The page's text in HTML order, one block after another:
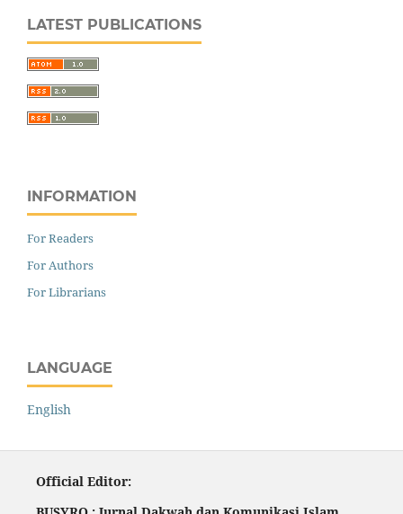
LATEST PUBLICATIONS
INFORMATION
For Readers
For Authors
For Librarians
LANGUAGE
English
Official Editor: